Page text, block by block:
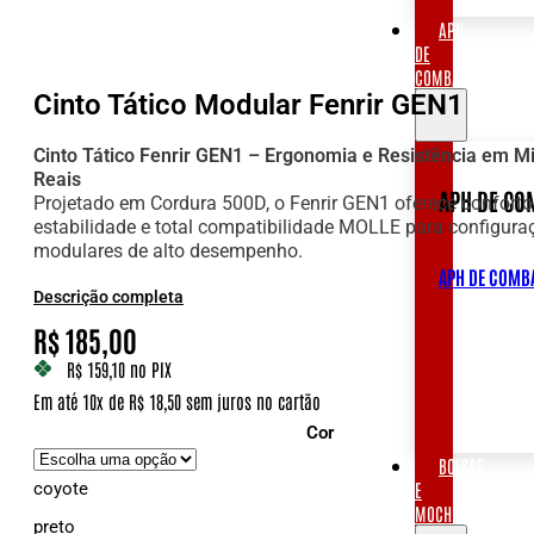
APH
DE
COMBATE
APH DE
APH DE
BOLSAS
E
MOCHILAS
Cinto Tático Modular Fenrir GEN1
Cinto Tático Fenrir GEN1 – Ergonomia e Resistência em
Reais
Projetado em Cordura 500D, o Fenrir GEN1 oferece
estabilidade e total compatibilidade MOLLE para
modulares de alto desempenho.
Descrição completa
R$185,00
R$ 159,10 no PIX
Em até 10x de R$ 18,50 sem juros no cartão
Cor
coyote
preto